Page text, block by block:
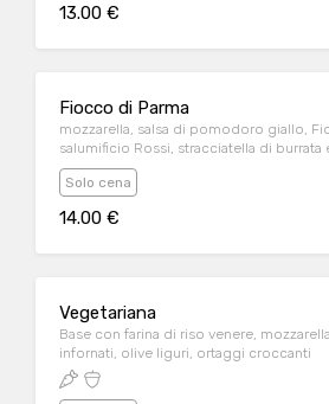
13.00 €
Fiocco di Parma
mozzarella, salsa di pomodoro giallo,
salumificio Rossi, stracciatella di burrata
Solo cena
14.00 €
Vegetariana
Base con farina di riso venere,
infornati, olive liguri, ortaggi croccanti